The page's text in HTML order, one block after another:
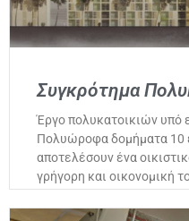
Συγκρότημα
Έργο πολυκατοικιών υπό
Πολυώροφα δομήματα
αποτελέσουν ένα
γρήγορη και οικονομική